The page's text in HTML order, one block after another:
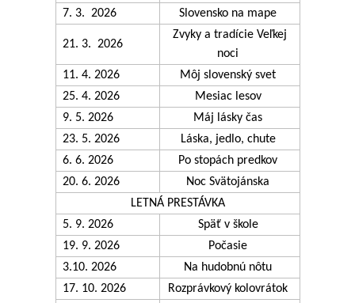
7. 3. 2026
Slovensko na mape
21. 3. 2026
Zvyky a tradície Veľkej
noci
11. 4. 2026
Môj slovenský svet
25. 4. 2026
Mesiac lesov
9. 5. 2026
Máj lásky čas
23. 5. 2026
Láska, jedlo, chute
6. 6. 2026
Po stopách predkov
20. 6. 2026
Noc Svätojánska
LETNÁ PRESTÁVKA
5. 9. 2026
Späť v škole
19. 9. 2026
Počasie
3.10. 2026
Na hudobnú nôtu
17. 10. 2026
Rozprávkový kolovrátok